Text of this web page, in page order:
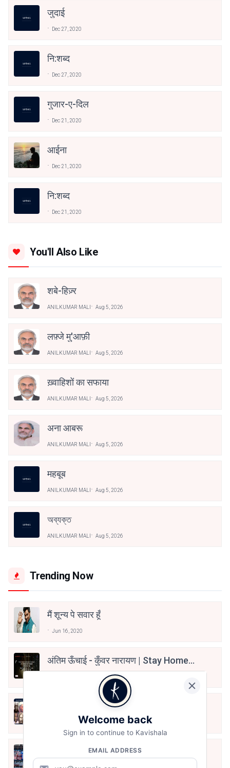
जुदाई
Dec 27, 2020
नि:शब्द
Dec 27, 2020
गुजार-ए-दिल
Dec 21, 2020
आईना
Dec 21, 2020
नि:शब्द
Dec 21, 2020
You'll Also Like
शबे-हिज़्र
ANILKUMAR MALI Aug 5, 2026
लफ़्जे मु'आफ़ी
ANILKUMAR MALI Aug 5, 2026
ख़्वाहिशों का सफाया
ANILKUMAR MALI Aug 5, 2026
अना आबरू
ANILKUMAR MALI Aug 5, 2026
महबूब
ANILKUMAR MALI Aug 5, 2026
অব্যক্ত
ANILKUMAR MALI Aug 5, 2026
Trending Now
मैं शून्य पे सवार हूँ
Jun 16, 2020
अंतिम ऊँचाई - कुँवर नारायण | Stay Home
Stay Safe | TVF's Aspirants
10 Greatest Hindi Poets Of India
Jun 16, 2020
तू भी है राणा का वंशज फेंक जहां तक भाला जाए:
Welcome back
Sign in to continue to Kavishala
EMAIL ADDRESS